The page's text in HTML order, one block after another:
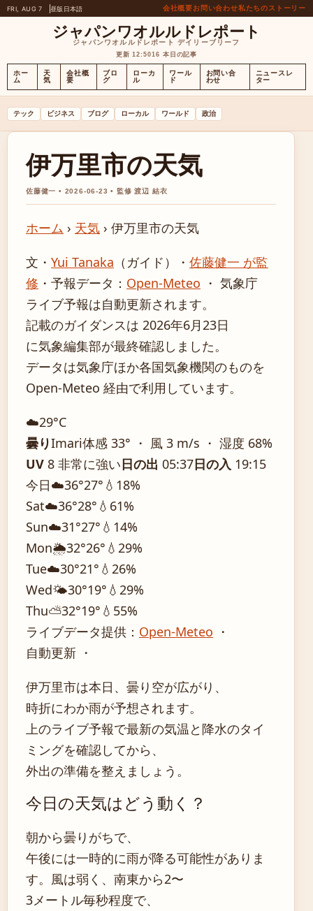
FRI, AUG 7 昼版 日本語 会社概要お問い合わせ私たちのストーリー
ジャパンワオルルドレポート
ジャパンワオルルドレポート デイリーブリーフ
更新 12:5016 本日の記事
ホー
ム
天
気
会社概
要
ブロ
グ
ローカ
ル
ワール
ド
お問い合
わせ
ニュースレ
ター
テック ビジネス ブログ ローカル ワールド 政治
伊万里市の天気
佐藤健一 • 2026-06-23 • 監修 渡辺 結衣
ホーム › 天気 › 伊万里市の天気
文・ Yui Tanaka （ガイド） ・ 佐藤健一 が監
修 ・ 予報データ： Open-Meteo ・ 気象庁
ライブ予報は自動更新されます。
記載のガイダンスは 2026年6月23日
に気象編集部が最終確認しました。
データは気象庁ほか各国気象機関のものを
Open-Meteo 経由で利用しています。
☁️29°C
曇りImari体感 33° ・ 風 3 m/s ・ 湿度 68%
UV 8 非常に強い日の出 05:37日の入 19:15
今日☁️36°27° 💧18%
Sat☁️36°28° 💧61%
Sun☁️31°27° 💧14%
Mon🌦️32°26° 💧29%
Tue☁️30°21° 💧26%
Wed🌤️30°19° 💧29%
Thu⛅32°19° 💧55%
ライブデータ提供： Open-Meteo ・
自動更新 ・
伊万里市は本日、曇り空が広がり、
時折にわか雨が予想されます。
上のライブ予報で最新の気温と降水のタイ
ミングを確認してから、
外出の準備を整えましょう。
今日の天気はどう動く？
朝から曇りがちで、
午後には一時的に雨が降る可能性がありま
す。風は弱く、南東から2〜
3メートル毎秒程度で、